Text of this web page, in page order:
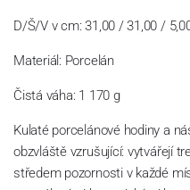
D/Š/V v cm: 31,00 / 31,00 /
Materiál: Porcelán
Čistá váha: 1 170 g
Kulaté porcelánové hodiny a
obzvláště vzrušující: vytvářejí
středem pozornosti v každé